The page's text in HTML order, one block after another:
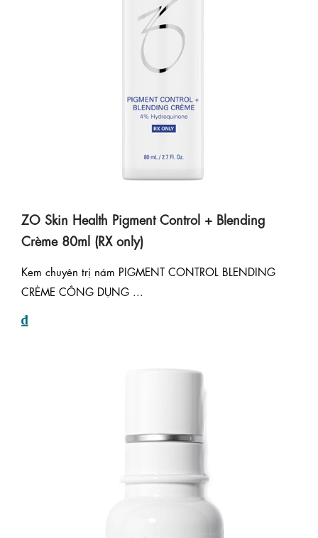
ZO Skin Health Pigment Control + Blending
Crème 80ml (RX only)
Kem chuyên trị nám PIGMENT CONTROL BLENDING
CRÈME CÔNG DỤNG ...
₫